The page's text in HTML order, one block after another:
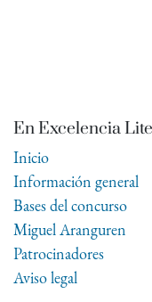
En Excelencia
Inicio
Información general
Bases del concurso
Miguel Aranguren
Patrocinadores
Aviso legal